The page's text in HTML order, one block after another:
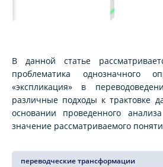
В данной статье
проблематика однозначного
«экспликация» в
различные подходы к трактовке
основании проведенного
значение рассматриваемого
переводческие трансформации